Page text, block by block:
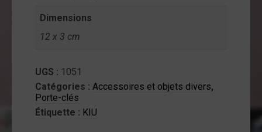
Dimensions
12 x 3 cm
UGS : 1051
Catégories : Accessoires et objets divers,
Porte-clés
Étiquette : KIU